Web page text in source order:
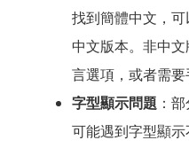
找到簡體中文，
中文版本。非中
言選項，或者需要
字型顯示問題 ：
可能遇到字型顯